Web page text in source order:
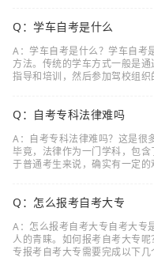
Q：学车自考是什么
A：学车自考是什么？学车自考
方法。传统的学车方式一般是
指导和培训，然后参加驾校组
Q：自考专科法律难吗
A：自考专科法律难吗？这是很
毕竟，法律作为一门学科，包
于普通考生来说，确实有一定
Q：怎么报考自考大专
A：怎么报考自考大专自考大专
人的青睐。如何报考自考大专
专报考自考大专需要完成以下几